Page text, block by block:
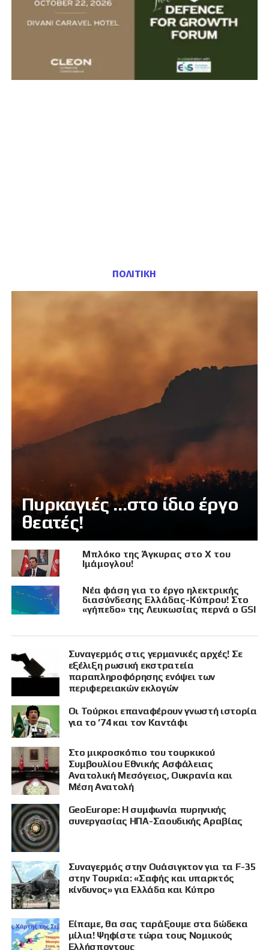
ΠΟΛΙΤΙΚΗ
Πυρκαγιές …στο ίδιο έργο
θεατές!
Μπλόκο της Άγκυρας στο X του
Ιμάμογλου!
Νέα φάση για το έργο ηλεκτρικής
διασύνδεσης Ελλάδας-Κύπρου! Στο
«γήπεδο» της Λευκωσίας περνά ο GSI
Συναγερμός στις γερμανικές αρχές! Σε
εξέλιξη ρωσική εκστρατεία
παραπληροφόρησης ενόψει των
περιφερειακών εκλογών
Οι Τούρκοι επαναφέρουν γνωστή ιστορία
για το ’74 και τον Καντάφι
Στο μικροσκόπιο του τουρκικού
Συμβουλίου Εθνικής Ασφάλειας
Ανατολική Μεσόγειος, Ουκρανία και
Μέση Ανατολή
GeoEurope: Η συμφωνία πυρηνικής
συνεργασίας ΗΠΑ-Σαουδικής Αραβίας
Συναγερμός στην Ουάσιγκτον για τα F-35
στην Τουρκία: «Σαφής και υπαρκτός
κίνδυνος» για Ελλάδα και Κύπρο
Είπαμε, θα σας ταράξουμε στα δώδεκα
μίλια! Ψηφίστε τώρα τους Νομικούς
Ελλήσποντους